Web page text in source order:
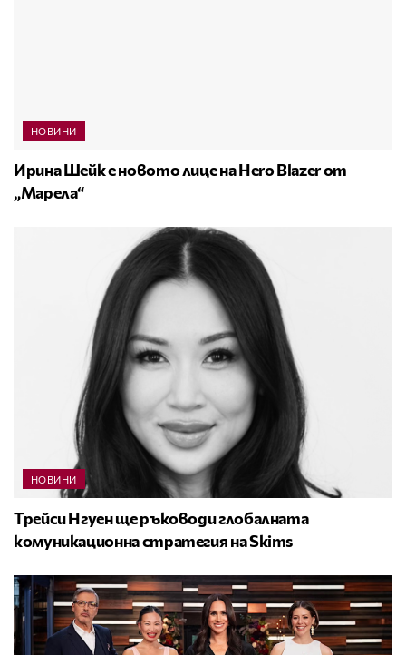
НОВИНИ
Ирина Шейк е новото лице на Hero Blazer от
„Марела“
НОВИНИ
Трейси Нгуен ще ръководи глобалната
комуникационна стратегия на Skims